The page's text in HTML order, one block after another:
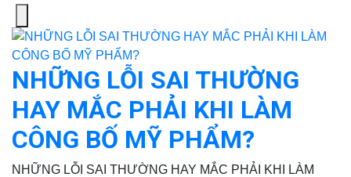
NHỮNG LỖI SAI THƯỜNG
HAY MẮC PHẢI KHI LÀM
CÔNG BỐ MỸ PHẨM?
NHỮNG LỖI SAI THƯỜNG HAY MẮC PHẢI KHI LÀM